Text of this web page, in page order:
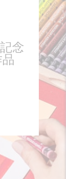
念